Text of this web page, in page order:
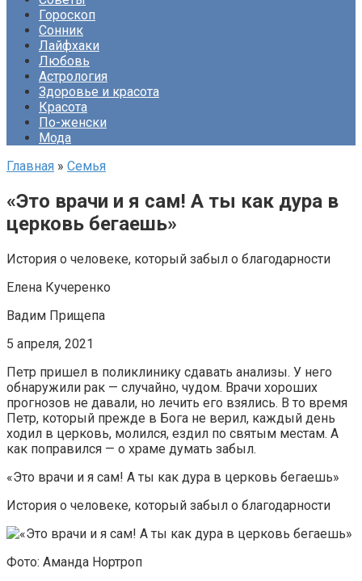
Гороскоп
Сонник
Лайфхаки
Любовь
Астрология
Здоровье и красота
Красота
По-женски
Мода
Главная » Семья
«Это врачи и я сам! А ты как дура в
церковь бегаешь»
История о человеке, который забыл о благодарности
Елена Кучеренко
Вадим Прищепа
5 апреля, 2021
Петр пришел в поликлинику сдавать анализы. У него
обнаружили рак — случайно, чудом. Врачи хороших
прогнозов не давали, но лечить его взялись. В то время
Петр, который прежде в Бога не верил, каждый день
ходил в церковь, молился, ездил по святым местам. А
как поправился — о храме думать забыл.
«Это врачи и я сам! А ты как дура в церковь бегаешь»
История о человеке, который забыл о благодарности
Фото: Аманда Нортроп